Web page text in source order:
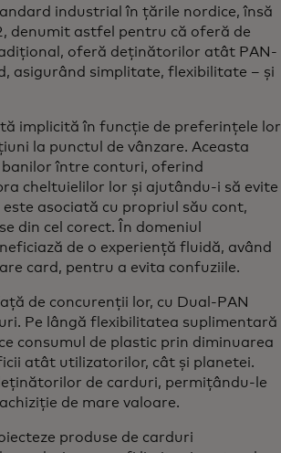
industrial în țările nordice, însă
denumit astfel pentru că oferă de
oferă deținătorilor atât PAN-
asigurând simplitate, flexibilitate – și
implicită în funcție de preferințele lor
la punctul de vânzare. Aceasta
între conturi, oferind
cheltuielilor lor și ajutându-i să evite
asociată cu propriul său cont,
din cel corect. În domeniul
de o experiență fluidă, având
card, pentru a evita confuziile.
de concurenții lor, cu Dual-PAN
Pe lângă flexibilitatea suplimentară
consumul de plastic prin diminuarea
atât utilizatorilor, cât și planetei.
de carduri, permițându-le
de mare valoare.
produse de carduri